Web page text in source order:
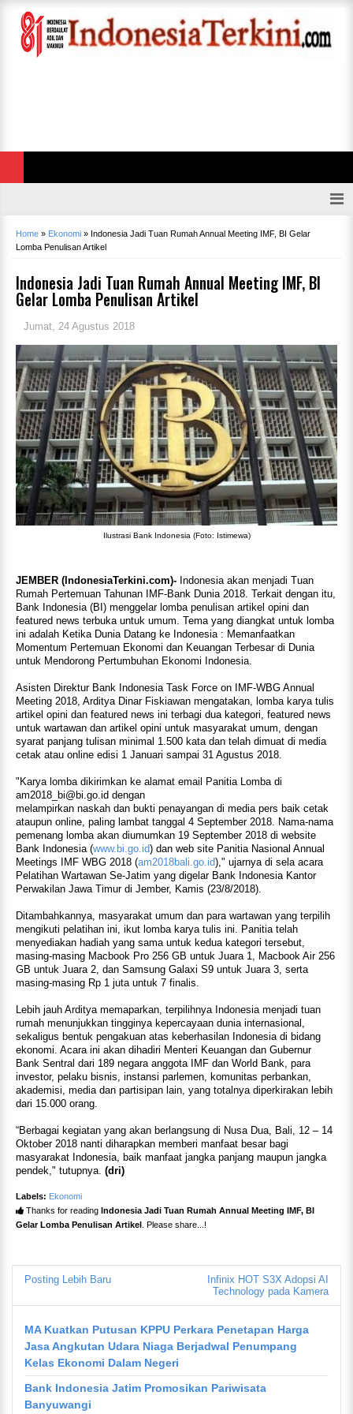
Home » Ekonomi » Indonesia Jadi Tuan Rumah Annual Meeting IMF, BI Gelar
Lomba Penulisan Artikel
Indonesia Jadi Tuan Rumah Annual Meeting IMF, BI
Gelar Lomba Penulisan Artikel
Jumat, 24 Agustus 2018
Ilustrasi Bank Indonesia (Foto: Istimewa)
JEMBER (IndonesiaTerkini.com)- Indonesia akan menjadi Tuan
Rumah Pertemuan Tahunan IMF-Bank Dunia 2018. Terkait dengan itu,
Bank Indonesia (BI) menggelar lomba penulisan artikel opini dan
featured news terbuka untuk umum. Tema yang diangkat untuk lomba
ini adalah Ketika Dunia Datang ke Indonesia : Memanfaatkan
Momentum Pertemuan Ekonomi dan Keuangan Terbesar di Dunia
untuk Mendorong Pertumbuhan Ekonomi Indonesia.
Asisten Direktur Bank Indonesia Task Force on IMF-WBG Annual
Meeting 2018, Arditya Dinar Fiskiawan mengatakan, lomba karya tulis
artikel opini dan featured news ini terbagi dua kategori, featured news
untuk wartawan dan artikel opini untuk masyarakat umum, dengan
syarat panjang tulisan minimal 1.500 kata dan telah dimuat di media
cetak atau online edisi 1 Januari sampai 31 Agustus 2018.
"Karya lomba dikirimkan ke alamat email Panitia Lomba di
am2018_bi@bi.go.id dengan
melampirkan naskah dan bukti penayangan di media pers baik cetak
ataupun online, paling lambat tanggal 4 September 2018. Nama-nama
pemenang lomba akan diumumkan 19 September 2018 di website
Bank Indonesia (www.bi.go.id) dan web site Panitia Nasional Annual
Meetings IMF WBG 2018 (am2018bali.go.id)," ujarnya di sela acara
Pelatihan Wartawan Se-Jatim yang digelar Bank Indonesia Kantor
Perwakilan Jawa Timur di Jember, Kamis (23/8/2018).
Ditambahkannya, masyarakat umum dan para wartawan yang terpilih
mengikuti pelatihan ini, ikut lomba karya tulis ini. Panitia telah
menyediakan hadiah yang sama untuk kedua kategori tersebut,
masing-masing Macbook Pro 256 GB untuk Juara 1, Macbook Air 256
GB untuk Juara 2, dan Samsung Galaxi S9 untuk Juara 3, serta
masing-masing Rp 1 juta untuk 7 finalis.
Lebih jauh Arditya memaparkan, terpilihnya Indonesia menjadi tuan
rumah menunjukkan tingginya kepercayaan dunia internasional,
sekaligus bentuk pengakuan atas keberhasilan Indonesia di bidang
ekonomi. Acara ini akan dihadiri Menteri Keuangan dan Gubernur
Bank Sentral dari 189 negara anggota IMF dan World Bank, para
investor, pelaku bisnis, instansi parlemen, komunitas perbankan,
akademisi, media dan partisipan lain, yang totalnya diperkirakan lebih
dari 15.000 orang.
“Berbagai kegiatan yang akan berlangsung di Nusa Dua, Bali, 12 – 14
Oktober 2018 nanti diharapkan memberi manfaat besar bagi
masyarakat Indonesia, baik manfaat jangka panjang maupun jangka
pendek," tutupnya. (dri)
Labels: Ekonomi
Thanks for reading Indonesia Jadi Tuan Rumah Annual Meeting IMF, BI
Gelar Lomba Penulisan Artikel
. Please share...!
Posting Lebih Baru
Infinix HOT S3X Adopsi AI
Technology pada Kamera
MA Kuatkan Putusan KPPU Perkara Penetapan Harga
Jasa Angkutan Udara Niaga Berjadwal Penumpang
Kelas Ekonomi Dalam Negeri
Bank Indonesia Jatim Promosikan Pariwisata
Banyuwangi